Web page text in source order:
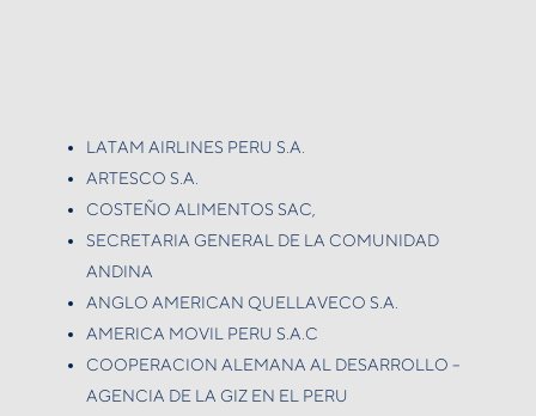
LATAM AIRLINES PERU S.A.
ARTESCO S.A.
COSTEÑO ALIMENTOS SAC,
SECRETARIA GENERAL DE LA COMUNIDAD
ANDINA
ANGLO AMERICAN QUELLAVECO S.A.
AMERICA MOVIL PERU S.A.C
COOPERACION ALEMANA AL DESARROLLO –
AGENCIA DE LA GIZ EN EL PERU